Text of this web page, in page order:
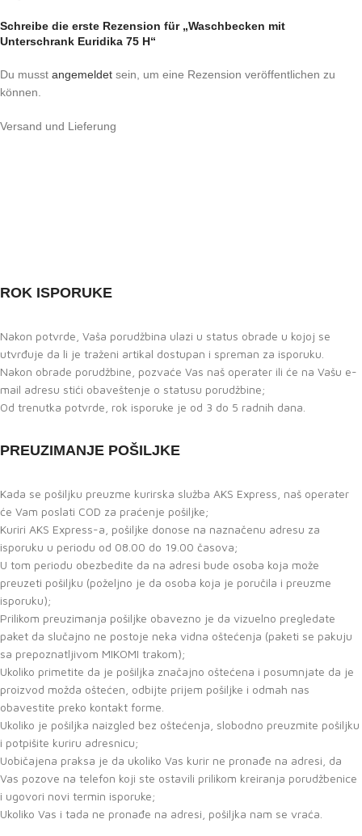
Schreibe die erste Rezension für „Waschbecken mit
Unterschrank Euridika 75 H“
Du musst angemeldet sein, um eine Rezension veröffentlichen zu
können.
Versand und Lieferung
ROK ISPORUKE
Nakon potvrde, Vaša porudžbina ulazi u status obrade u kojoj se
utvrđuje da li je traženi artikal dostupan i spreman za isporuku.
Nakon obrade porudžbine, pozvaće Vas naš operater ili će na Vašu e-
mail adresu stići obaveštenje o statusu porudžbine;
Od trenutka potvrde, rok isporuke je od 3 do 5 radnih dana.
PREUZIMANJE POŠILJKE
Kada se pošiljku preuzme kurirska služba AKS Express, naš operater
će Vam poslati COD za praćenje pošiljke;
Kuriri AKS Express-a, pošiljke donose na naznačenu adresu za
isporuku u periodu od 08.00 do 19.00 časova;
U tom periodu obezbedite da na adresi bude osoba koja može
preuzeti pošiljku (poželjno je da osoba koja je poručila i preuzme
isporuku);
Prilikom preuzimanja pošiljke obavezno je da vizuelno pregledate
paket da slučajno ne postoje neka vidna oštećenja (paketi se pakuju
sa prepoznatljivom MIKOMI trakom);
Ukoliko primetite da je pošiljka značajno oštećena i posumnjate da je
proizvod možda oštećen, odbijte prijem pošiljke i odmah nas
obavestite preko kontakt forme.
Ukoliko je pošiljka naizgled bez oštećenja, slobodno preuzmite pošiljku
i potpišite kuriru adresnicu;
Uobičajena praksa je da ukoliko Vas kurir ne pronađe na adresi, da
Vas pozove na telefon koji ste ostavili prilikom kreiranja porudžbenice
i ugovori novi termin isporuke;
Ukoliko Vas i tada ne pronađe na adresi, pošiljka nam se vraća.